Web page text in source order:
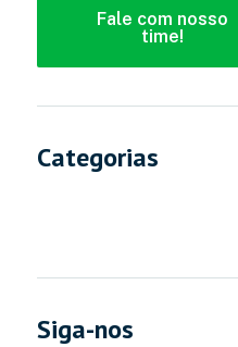
Fale com nosso
time!
Categorias
Siga-nos